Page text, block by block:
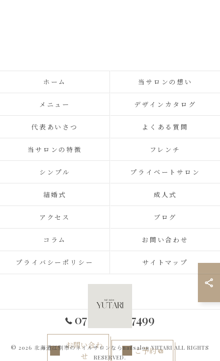
070-2434-7499
お問い合わ
せ
ご予約
ホーム 当サロンの想い
メニュー デザインカタログ
代表あいさつ よくある質問
当サロンの特徴 フレンチ
シンプル プライベートサロン
結婚式 成人式
アクセス ブログ
コラム お問い合わせ
プライバシーポリシー サイトマップ
© 2026 北海道江別市のネイルサロンならnailsalon YUTARI ALL RIGHTS
RESERVED.